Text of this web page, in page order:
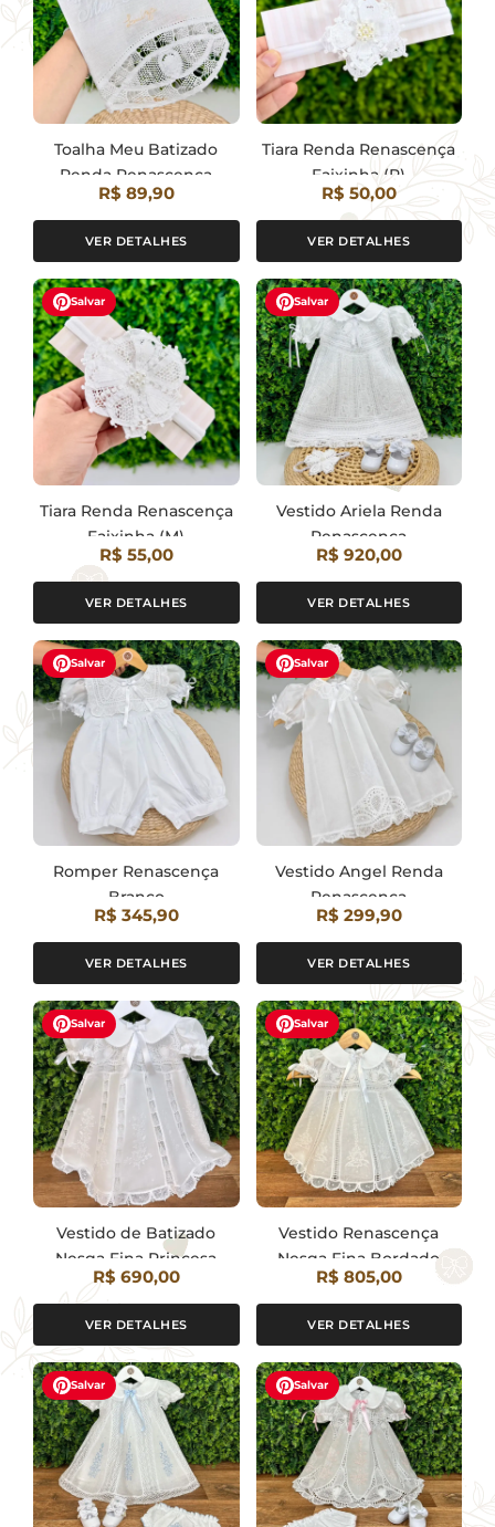
Toalha Meu Batizado
Renda Renascença
Branca Personalizada
R$ 89,90
VER DETALHES
Tiara Renda Renascença
Faixinha (P)
R$ 50,00
VER DETALHES
Salvar
Tiara Renda Renascença
Faixinha (M)
R$ 55,00
VER DETALHES
Salvar
Vestido Ariela Renda
Renascença
R$ 920,00
VER DETALHES
Salvar
Romper Renascença
Branco
R$ 345,90
VER DETALHES
Salvar
Vestido Angel Renda
Renascença
R$ 299,90
VER DETALHES
Salvar
Vestido de Batizado
Nesga Fina Princesa
R$ 690,00
VER DETALHES
Salvar
Vestido Renascença
Nesga Fina Bordado
Manual
R$ 805,00
VER DETALHES
Salvar Salvar